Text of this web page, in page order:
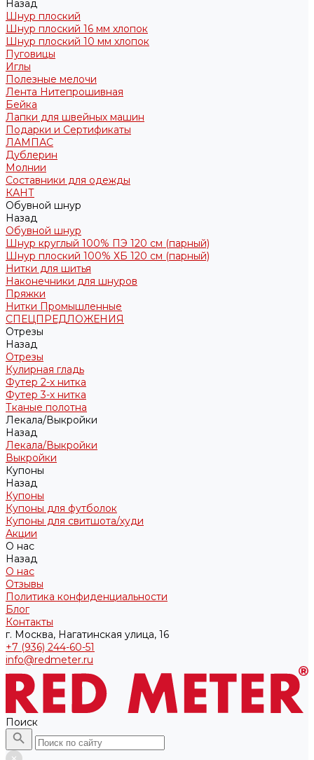
Назад
Шнур плоский
Шнур плоский 16 мм хлопок
Шнур плоский 10 мм хлопок
Пуговицы
Иглы
Полезные мелочи
Лента Нитепрошивная
Бейка
Лапки для швейных машин
Подарки и Сертификаты
ЛАМПАС
Дублерин
Молнии
Составники для одежды
КАНТ
Обувной шнур
Назад
Обувной шнур
Шнур круглый 100% ПЭ 120 см (парный)
Шнур плоский 100% ХБ 120 см (парный)
Нитки для шитья
Наконечники для шнуров
Пряжки
Нитки Промышленные
СПЕЦПРЕДЛОЖЕНИЯ
Отрезы
Назад
Отрезы
Кулирная гладь
Футер 2-х нитка
Футер 3-х нитка
Тканые полотна
Лекала/Выкройки
Назад
Лекала/Выкройки
Выкройки
Купоны
Назад
Купоны
Купоны для футболок
Купоны для свитшота/худи
Акции
О нас
Назад
О нас
Отзывы
Политика конфиденциальности
Блог
Контакты
г. Москва, Нагатинская улица, 16
+7 (936) 244-60-51
info@redmeter.ru
Поиск